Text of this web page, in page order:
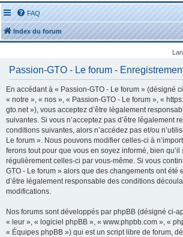
FAQ
Index du forum
Passion-GTO - Le forum -
En accédant à « Passion-GTO - Le forum » (désigné
« notre », « nos », « Passion-GTO - Le forum », «
gto.net »), vous acceptez d’être légalement
suivantes. Si vous n’acceptez pas d’être légalement
conditions suivantes, alors n’accédez pas et/ou
Le forum ». Nous pouvons modifier celles-ci à
ferons tout pour que vous en soyez informé, bien
régulièrement celles-ci par vous-même. Si vous
GTO - Le forum » alors que des changements ont été
d’être légalement responsable des conditions
modifications.
Nos forums sont développés par phpBB (désigné ci-
« leur », « logiciel phpBB », « www.phpbb.com », «
« Équipes phpBB ») qui est un script libre de forum,